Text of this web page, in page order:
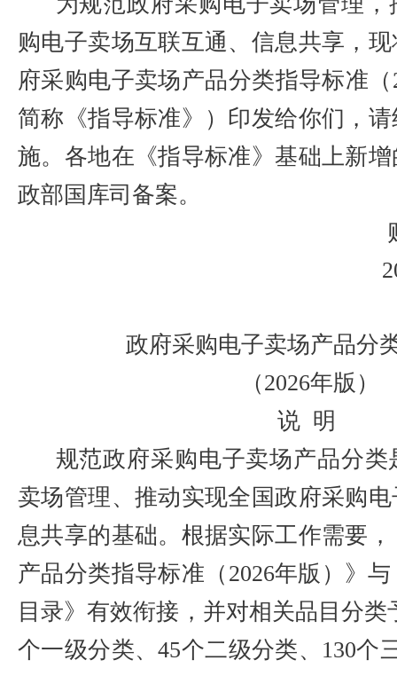
购电子卖场互联互通、信息共享， 现
府采购电子卖场产品分类指导标准（
简称 《指导标准》 ） 印发给你们，
施。 各地在《指导标准》基础上新增
政部国库司 备案。
政府采购电子卖场产品分
（2026年版）
说 明
规范政府采购电子卖场产品分类
卖场管理、 推动实现全国政府采购
息共享的基础。根据实际工作需要
产品分类指导标准（2026年版）》
目录》有效衔接，并对相关品目分类
个一级分类、45个二级分类、130个